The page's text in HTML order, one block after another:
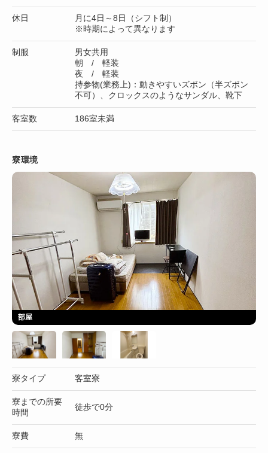
休日
月に4日～8日（シフト制）
※時期によって異なります
制服
男女共用
朝 / 軽装
夜 / 軽装
持参物(業務上)：動きやすいズボン（半ズボン
不可）、クロックスのようなサンダル、靴下
客室数 186室未満
寮環境
部屋
寮タイプ 客室寮
寮までの所要
時間
徒歩で0分
寮費 無